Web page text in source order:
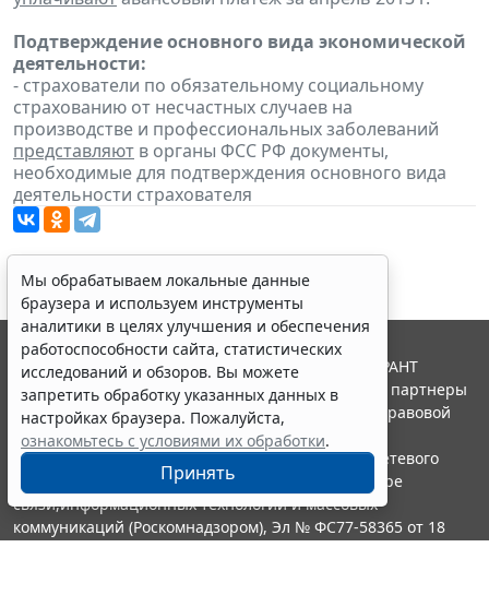
Подтверждение основного вида экономической
деятельности:
- страхователи по обязательному социальному
страхованию от несчастных случаев на
производстве и профессиональных заболеваний
представляют в органы ФСС РФ документы,
необходимые для подтверждения основного вида
деятельности страхователя
Мы обрабатываем локальные данные
браузера и используем инструменты
аналитики в целях улучшения и обеспечения
работоспособности сайта, статистических
исследований и обзоров. Вы можете
запретить обработку указанных данных в
настройках браузера. Пожалуйста,
ознакомьтесь с условиями их обработки.
Принять
© ООО "НПП "ГАРАНТ-СЕРВИС", 2026. Система ГАРАНТ
выпускается с 1990 года. Компания "Гарант" и ее партнеры
являются участниками Российской ассоциации правовой
информации ГАРАНТ.
Портал ГАРАНТ.РУ зарегистрирован в качестве сетевого
издания Федеральной службой по надзору в сфере
связи,информационных технологий и массовых
коммуникаций (Роскомнадзором), Эл № ФС77-58365 от 18